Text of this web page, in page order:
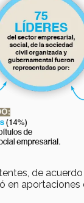
de
en aportaciones